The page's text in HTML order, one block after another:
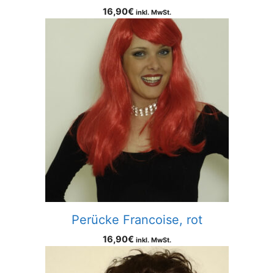
16,90€ inkl. MwSt.
Perücke Francoise, rot
16,90€ inkl. MwSt.